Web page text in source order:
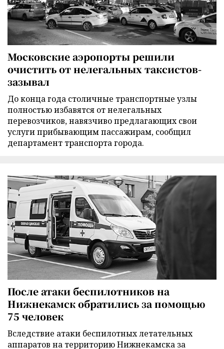
Московские аэропорты решили
очистить от нелегальных таксистов-
зазывал
До конца года столичные транспортные узлы
полностью избавятся от нелегальных
перевозчиков, навязчиво предлагающих свои
услуги прибывающим пассажирам, сообщил
департамент транспорта города.
После атаки беспилотников на
Нижнекамск обратились за помощью
75 человек
Вследствие атаки беспилотных летательных
аппаратов на территорию Нижнекамска за